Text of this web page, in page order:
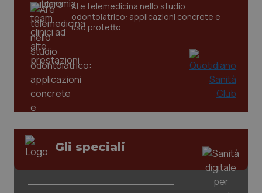
Vaccini AI e telemedicina nello studio
odontoiatrico: applicazioni concrete e
uso protetto
Gli speciali
CookieScriptConsent
www.quotidianosanita.it